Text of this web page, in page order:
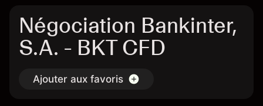
Négociation Bankinter,
S.A. - BKT CFD
Ajouter aux favoris